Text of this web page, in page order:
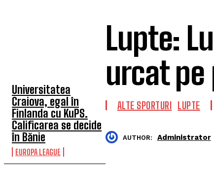
Universitatea
Craiova, egal în
Finlanda cu KuPS.
Calificarea se decide
în Bănie
EUROPA LEAGUE
Lupte:
urcat pe
ALTE SPORTURI LUPTE
AUTHOR: Administrator